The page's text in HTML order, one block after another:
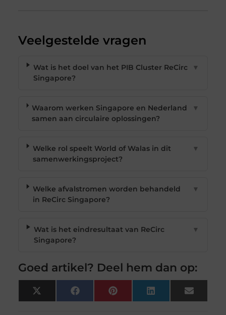
Veelgestelde vragen
Wat is het doel van het PIB Cluster ReCirc
Singapore?
▼
Waarom werken Singapore en Nederland
samen aan circulaire oplossingen?
▼
Welke rol speelt World of Walas in dit
samenwerkingsproject?
▼
Welke afvalstromen worden behandeld
in ReCirc Singapore?
▼
Wat is het eindresultaat van ReCirc
Singapore?
▼
Goed artikel? Deel hem dan op:
X
(Twitter)
FacebookPinterest LinkedIn Email